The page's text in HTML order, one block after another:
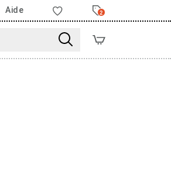
Aide 2